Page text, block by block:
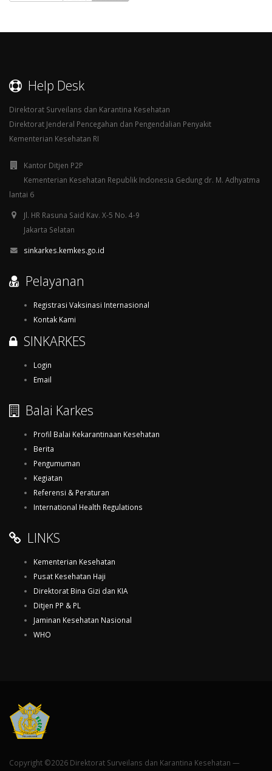
Help Desk
Direktorat Surveilans dan Karantina Kesehatan
Direktorat Jenderal Pencegahan dan Pengendalian Penyakit
Kementerian Kesehatan RI
Kantor Ditjen P2P
Kementerian Kesehatan Republik Indonesia Gedung dr. M. Adhyatma
lantai 6
Jl. HR Rasuna Said Kav. X-5 No. 4-9
Jakarta Selatan
sinkarkes.kemkes.go.id
Pelayanan
Registrasi Vaksinasi Internasional
Kontak Kami
SINKARKES
Login
Email
Balai Karkes
Profil Balai Kekarantinaan Kesehatan
Berita
Pengumuman
Kegiatan
Referensi & Peraturan
International Health Regulations
LINKS
Kementerian Kesehatan
Pusat Kesehatan Haji
Direktorat Bina Gizi dan KIA
Ditjen PP & PL
Jaminan Kesehatan Nasional
WHO
Copyright ©2026 Direktorat Surveilans dan Karantina Kesehatan —